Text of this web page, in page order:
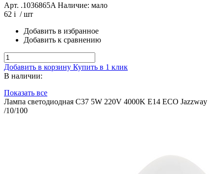
Арт. .1036865A Наличие: мало
62 i / шт
Добавить в избранное
Добавить к сравнению
Добавить в корзину Купить в 1 клик
В наличии:
Показать все
Лампа светодиодная C37 5W 220V 4000K E14 ECO Jazzway
/10/100